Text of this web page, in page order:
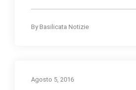
By Basilicata Notizie
Agosto 5, 2016